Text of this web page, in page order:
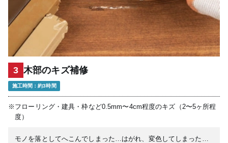
3 木部のキズ補修
施工時間：約3時間
※フローリング・建具・枠など0.5mm〜4cm程度のキズ（2〜5ヶ所程
度）
モノを落としてへこんでしまった…はがれ、変色してしまった…